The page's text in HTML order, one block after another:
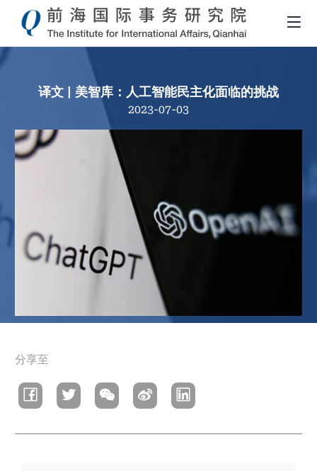
译文 | 美智库：人工智能民主化面临的挑战
2023-07-03
屑
分享至